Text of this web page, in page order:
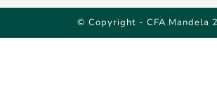
© Copyright - CFA Mandela